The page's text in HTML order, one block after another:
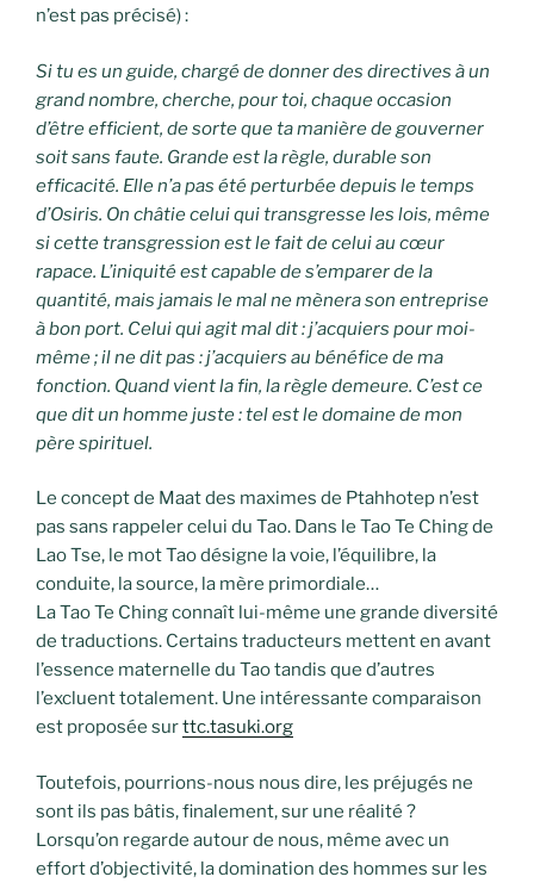
n’est pas précisé) :
Si tu es un guide, chargé de donner des directives à un
grand nombre, cherche, pour toi, chaque occasion
d’être efficient, de sorte que ta manière de gouverner
soit sans faute. Grande est la règle, durable son
efficacité. Elle n’a pas été perturbée depuis le temps
d’Osiris. On châtie celui qui transgresse les lois, même
si cette transgression est le fait de celui au cœur
rapace. L’iniquité est capable de s’emparer de la
quantité, mais jamais le mal ne mènera son entreprise
à bon port. Celui qui agit mal dit : j’acquiers pour moi-
même ; il ne dit pas : j’acquiers au bénéfice de ma
fonction. Quand vient la fin, la règle demeure. C’est ce
que dit un homme juste : tel est le domaine de mon
père spirituel.
Le concept de Maat des maximes de Ptahhotep n’est
pas sans rappeler celui du Tao. Dans le Tao Te Ching de
Lao Tse, le mot Tao désigne la voie, l’équilibre, la
conduite, la source, la mère primordiale…
La Tao Te Ching connaît lui-même une grande diversité
de traductions. Certains traducteurs mettent en avant
l’essence maternelle du Tao tandis que d’autres
l’excluent totalement. Une intéressante comparaison
est proposée surttc.tasuki.org
Toutefois, pourrions-nous nous dire, les préjugés ne
sont ils pas bâtis, finalement, sur une réalité ?
Lorsqu’on regarde autour de nous, même avec un
effort d’objectivité, la domination des hommes sur les